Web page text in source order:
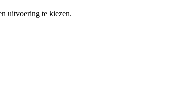
uitvoering te kiezen.